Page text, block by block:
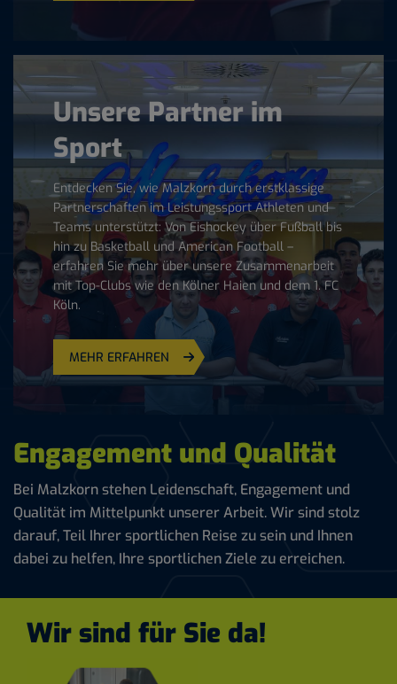
Unsere Partner im
Sport
Entdecken Sie, wie Malzkorn durch erstklassige
Partnerschaften im Leistungssport Athleten und
Teams unterstützt: Von Eishockey über Fußball bis
hin zu Basketball und American Football –
erfahren Sie mehr über unsere Zusammenarbeit
mit Top-Clubs wie den Kölner Haien und dem 1. FC
Köln.
MEHR ERFAHREN
Engagement und Qualität
Bei Malzkorn stehen Leidenschaft, Engagement und
Qualität im Mittelpunkt unserer Arbeit. Wir sind stolz
darauf, Teil Ihrer sportlichen Reise zu sein und Ihnen
dabei zu helfen, Ihre sportlichen Ziele zu erreichen.
Wir sind für Sie da!